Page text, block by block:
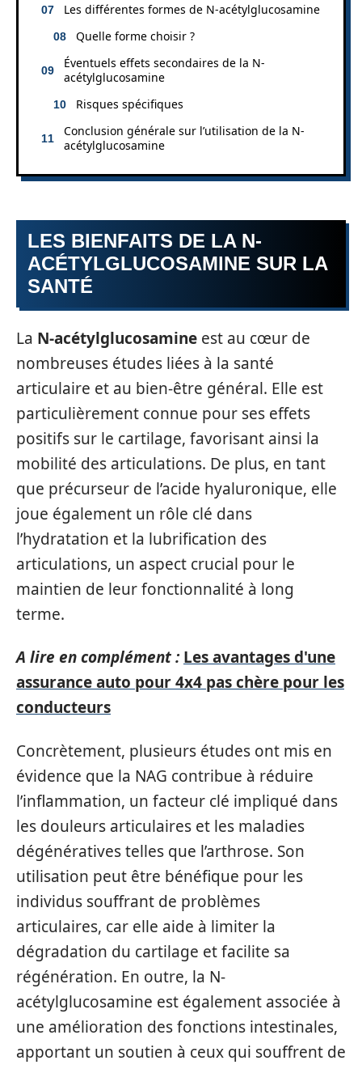
Les différentes formes de N-acétylglucosamine
Quelle forme choisir ?
Éventuels effets secondaires de la N-
acétylglucosamine
Risques spécifiques
Conclusion générale sur l’utilisation de la N-
acétylglucosamine
LES BIENFAITS DE LA N-
ACÉTYLGLUCOSAMINE SUR LA
SANTÉ
La N-acétylglucosamine est au cœur de
nombreuses études liées à la santé
articulaire et au bien-être général. Elle est
particulièrement connue pour ses effets
positifs sur le cartilage, favorisant ainsi la
mobilité des articulations. De plus, en tant
que précurseur de l’acide hyaluronique, elle
joue également un rôle clé dans
l’hydratation et la lubrification des
articulations, un aspect crucial pour le
maintien de leur fonctionnalité à long
terme.
A lire en complément : Les avantages d'une
assurance auto pour 4x4 pas chère pour les
conducteurs
Concrètement, plusieurs études ont mis en
évidence que la NAG contribue à réduire
l’inflammation, un facteur clé impliqué dans
les douleurs articulaires et les maladies
dégénératives telles que l’arthrose. Son
utilisation peut être bénéfique pour les
individus souffrant de problèmes
articulaires, car elle aide à limiter la
dégradation du cartilage et facilite sa
régénération. En outre, la N-
acétylglucosamine est également associée à
une amélioration des fonctions intestinales,
apportant un soutien à ceux qui souffrent de